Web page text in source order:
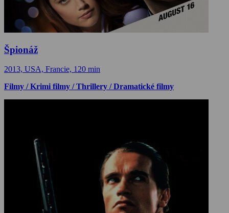
Špionáž
2013, USA, Francie, 120 min
Filmy / Krimi filmy / Thrillery / Dramatické filmy